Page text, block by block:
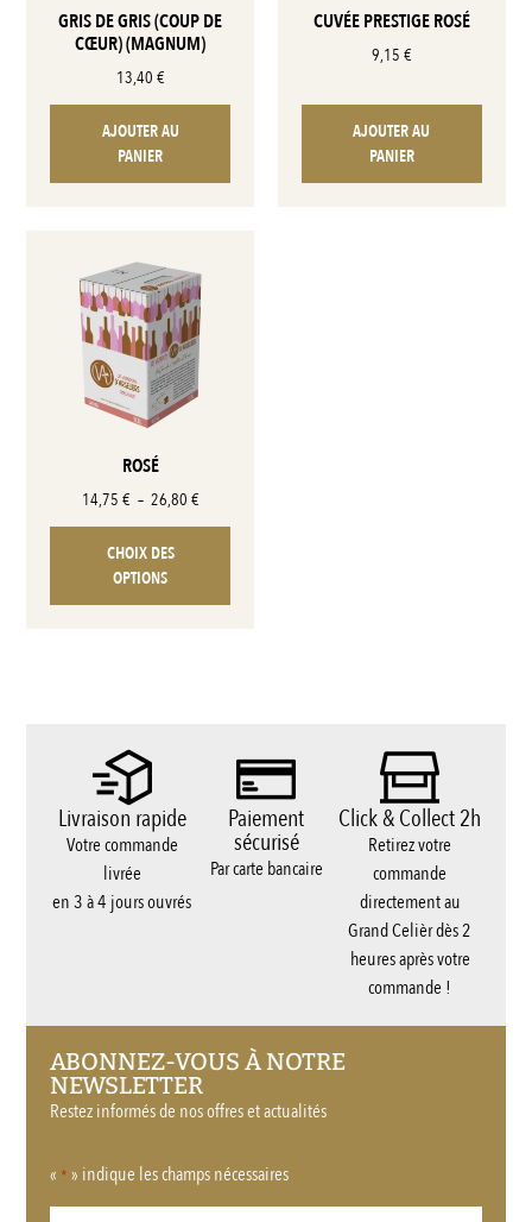
GRIS DE GRIS (COUP DE
CŒUR) (MAGNUM)
13,40 €
AJOUTER AU
PANIER
CUVÉE PRESTIGE ROSÉ
9,15 €
AJOUTER AU
PANIER
ROSÉ
14,75 € – 26,80 €
CHOIX DES
OPTIONS
Livraison rapide
Votre commande
livrée
en 3 à 4 jours ouvrés
Paiement
sécurisé
Par carte bancaire
Click & Collect 2h
Retirez votre
commande
directement au
Grand Celièr dès 2
heures après votre
commande !
ABONNEZ-VOUS À NOTRE
NEWSLETTER
Restez informés de nos offres et actualités
« * » indique les champs nécessaires